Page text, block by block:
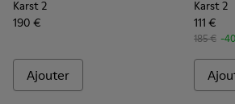
Karst 2
190 €
Ajouter
Karst 2
111 €
185 € -